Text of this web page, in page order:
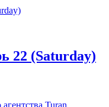
22 (Saturday)